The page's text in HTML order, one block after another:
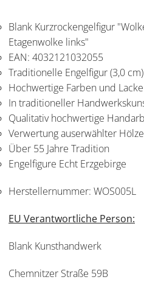
Blank Kurzrockengelfigur
Etagenwolke links"
EAN: 4032121032055
Traditionelle Engelfigur (3,0 cm)
Hochwertige Farben und Lacke
In traditioneller
Qualitativ hochwertige
Verwertung auserwählter
Über 55 Jahre Tradition
Engelfigure Echt Erzgebirge
Herstellernummer: WOS005L
EU Verantwortliche Person:
Blank Kunsthandwerk
Chemnitzer Straße 59B